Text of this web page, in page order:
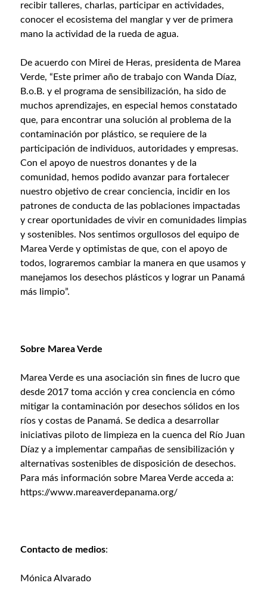
recibir talleres, charlas, participar en actividades,
conocer el ecosistema del manglar y ver de primera
mano la actividad de la rueda de agua.
De acuerdo con Mirei de Heras, presidenta de Marea
Verde, “Este primer año de trabajo con Wanda Díaz,
B.o.B. y el programa de sensibilización, ha sido de
muchos aprendizajes, en especial hemos constatado
que, para encontrar una solución al problema de la
contaminación por plástico, se requiere de la
participación de individuos, autoridades y empresas.
Con el apoyo de nuestros donantes y de la
comunidad, hemos podido avanzar para fortalecer
nuestro objetivo de crear conciencia, incidir en los
patrones de conducta de las poblaciones impactadas
y crear oportunidades de vivir en comunidades limpias
y sostenibles. Nos sentimos orgullosos del equipo de
Marea Verde y optimistas de que, con el apoyo de
todos, lograremos cambiar la manera en que usamos y
manejamos los desechos plásticos y lograr un Panamá
más limpio”.
Sobre Marea Verde
Marea Verde es una asociación sin fines de lucro que
desde 2017 toma acción y crea conciencia en cómo
mitigar la contaminación por desechos sólidos en los
ríos y costas de Panamá. Se dedica a desarrollar
iniciativas piloto de limpieza en la cuenca del Río Juan
Díaz y a implementar campañas de sensibilización y
alternativas sostenibles de disposición de desechos.
Para más información sobre Marea Verde acceda a:
https://www.mareaverdepanama.org/
Contacto de medios:
Mónica Alvarado